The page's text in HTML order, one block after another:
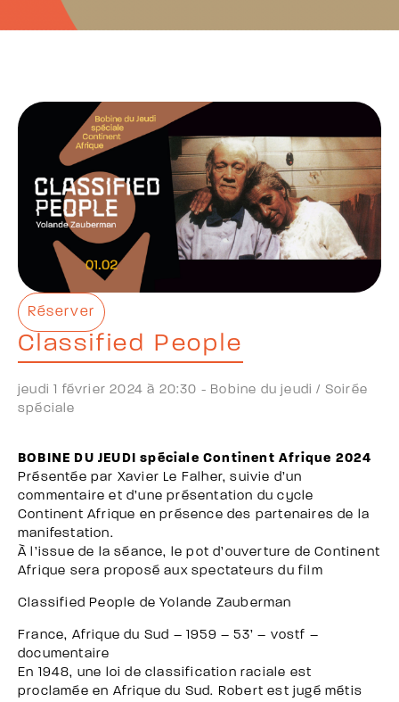
Réserver
Classified People
jeudi 1 février 2024 à 20:30 - Bobine du jeudi / Soirée
spéciale
BOBINE DU JEUDI spéciale Continent Afrique 2024
Présentée par Xavier Le Falher, suivie d’un
commentaire et d’une présentation du cycle
Continent Afrique en présence des partenaires de la
manifestation.
À l’issue de la séance, le pot d’ouverture de Continent
Afrique sera proposé aux spectateurs du film
Classified People de Yolande Zauberman
France, Afrique du Sud – 1959 – 53’ – vostf –
documentaire
En 1948, une loi de classification raciale est
proclamée en Afrique du Sud. Robert est jugé métis